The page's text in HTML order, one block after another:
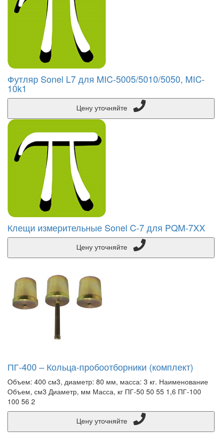
Футляр Sonel L7 для MIC-5005/5010/5050, MIC-
10k1
Клещи измерительные Sonel C-7 для PQM-7XX
ПГ-400 – Кольца-пробоотборники (комплект)
Объем: 400 см3, диаметр: 80 мм, масса: 3 кг. Наименование
Объем, см3 Диаметр, мм Масса, кг ПГ-50 50 55 1,6 ПГ-100
100 56 2